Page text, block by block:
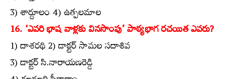
3) శార్దూలం 4) ఉత్పలమాల
16. ‘ఎవరి భాష వాళ్లకు వినసొంపు’ పాఠ్యభాగ రచయిత ఎవరు?
1) దాశరథి 2) డాక్టర్‌ సామల సదాశివ
3) డాక్టర్‌ సి.నారాయణరెడ్డి